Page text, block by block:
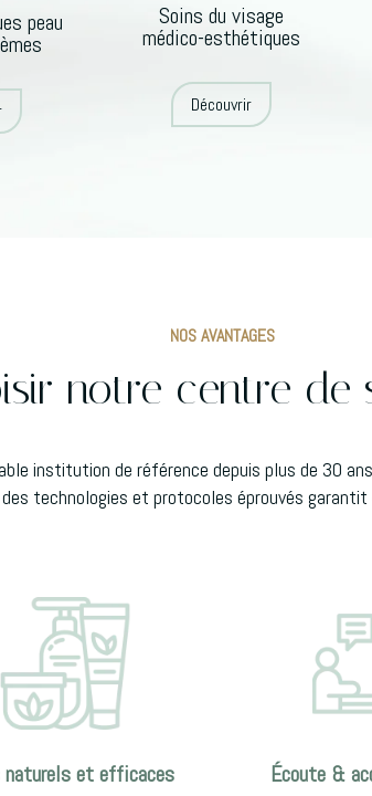
peau Soins du visage
médico-esthétiques
Découvrir
NOS AVANTAGES
notre centre de
institution de référence depuis plus de 30
technologies et protocoles éprouvés
naturels et efficaces Écoute &